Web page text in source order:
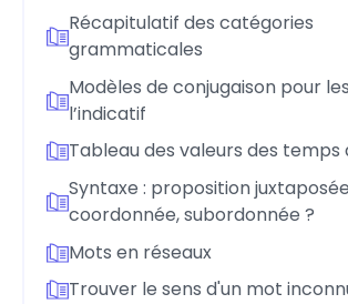
Récapitulatif des catégories
grammaticales
Modèles de conjugaison pour
l’indicatif
Tableau des valeurs des temps
Syntaxe : proposition
coordonnée, subordonnée ?
Mots en réseaux
Trouver le sens d'un mot